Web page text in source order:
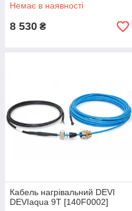
Немає в наявності
8 530 ₴
Кабель нагрівальний DEVI
DEVIaqua 9T [140F0002]